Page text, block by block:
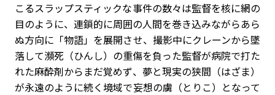
こるスラップスティックな事件の数々は監督を核に網の
目のように、連鎖的に周囲の人間を巻き込みながらあら
ぬ方向に「物語」を展開させ、撮影中にクレーンから墜
落して瀕死（ひんし）の重傷を負った監督が病院で打た
れた麻酔剤からまだ覚めず、夢と現実の狭間（はざま）
が永遠のように続く境域で妄想の虜（とりこ）となって